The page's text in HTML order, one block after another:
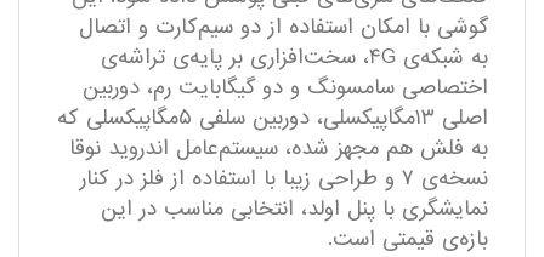
گوشی با امکان استفاده از دو سیم‌کارت و اتصال
به شبکه‌ی ۴G، سخت‌افزاری بر پایه‌ی تراشه‌ی
اختصاصی سامسونگ و دو گیگابایت رم، دوربین
اصلی ۱۳مگاپیکسلی، دوربین سلفی ۵مگاپیکسلی که
به فلش هم مجهز شده، سیستم‌عامل اندروید نوقا
نسخه‌ی ۷ و طراحی زیبا با استفاده از فلز در کنار
نمایشگری با پنل اولد، انتخابی مناسب در این
بازه‌ی قیمتی است.